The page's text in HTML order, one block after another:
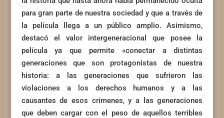
para gran parte de nuestra sociedad y que a través de
la película llega a un público amplio. Asimismo,
destacó el valor intergeneracional que posee la
película ya que permite «conectar a distintas
generaciones que son protagonistas de nuestra
historia: a las generaciones que sufrieron las
violaciones a los derechos humanos y a las
causantes de esos crímenes, y a las generaciones
que deben cargar con el peso de aquellos terribles